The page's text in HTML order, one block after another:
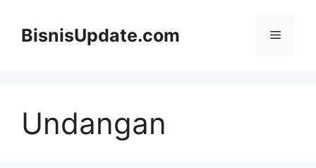
BisnisUpdate.com Menu
Undangan